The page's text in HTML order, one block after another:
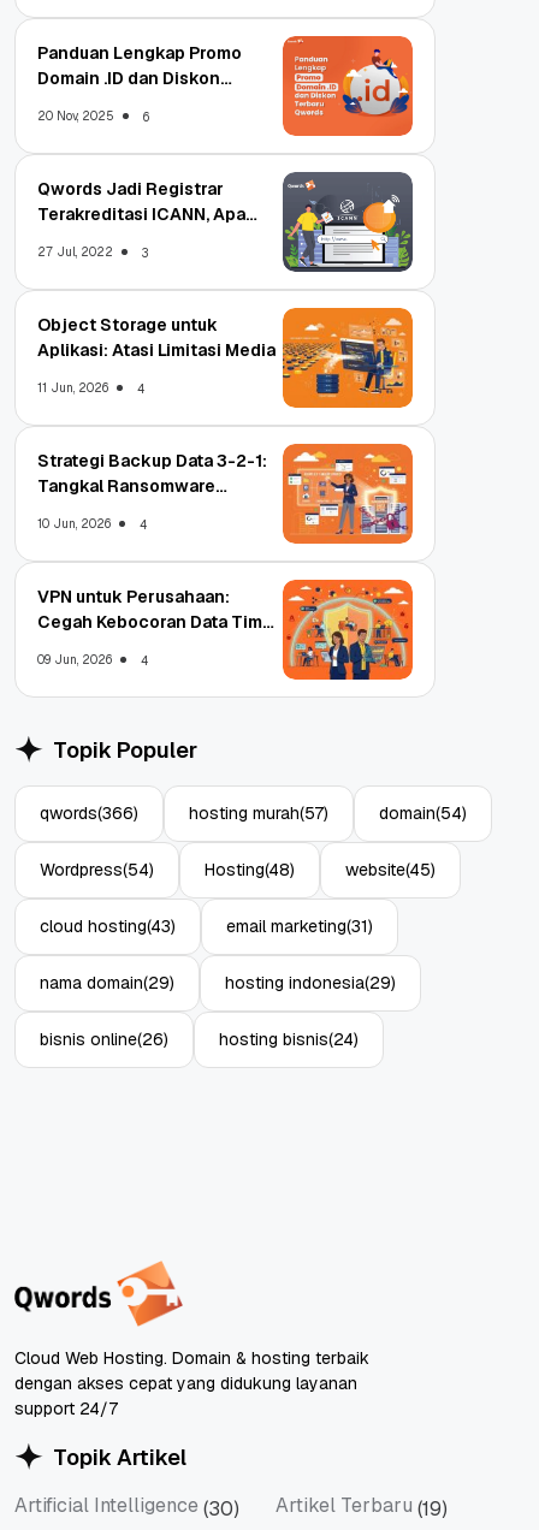
Panduan Lengkap Promo
Domain .ID dan Diskon
20 Nov, 2025 6
Qwords Jadi Registrar
Terakreditasi ICANN, Apa
27 Jul, 2022 3
Object Storage untuk
Aplikasi: Atasi Limitasi Media
11 Jun, 2026 4
Strategi Backup Data 3-2-1:
Tangkal Ransomware
10 Jun, 2026 4
VPN untuk Perusahaan:
Cegah Kebocoran Data Tim
09 Jun, 2026 4
Topik Populer
qwords(366) hosting murah(57) domain(54)
Wordpress(54) Hosting(48) website(45)
cloud hosting(43) email marketing(31)
nama domain(29) hosting indonesia(29)
bisnis online(26) hosting bisnis(24)
Cloud Web Hosting. Domain & hosting terbaik
dengan akses cepat yang didukung layanan
support 24/7
Topik Artikel
Artificial Intelligence (30) Artikel Terbaru (19)